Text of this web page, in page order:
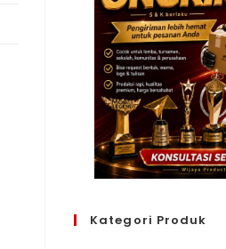
Kategori Produk